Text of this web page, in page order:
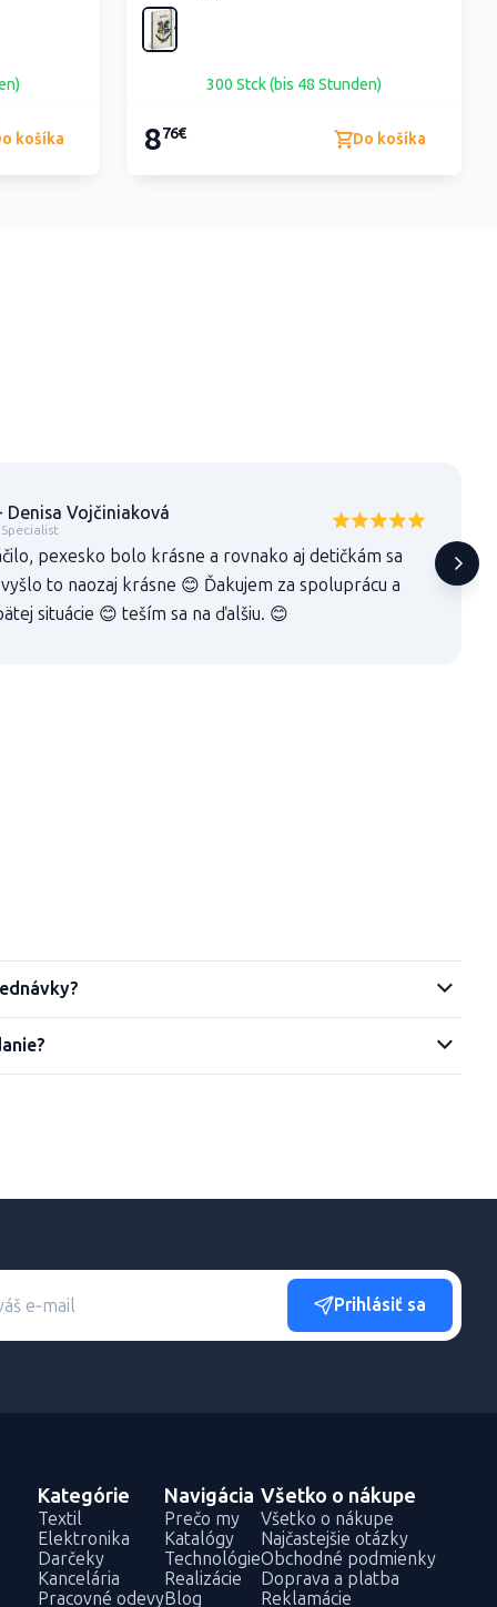
košíka
300 Stck (bis 48 Stunden)
876€ Do košíka
Denisa Vojčiniaková
pexesko bolo krásne a rovnako aj detičkám sa
to naozaj krásne 😊 Ďakujem za spoluprácu a
situácie 😊 teším sa na ďalšiu. 😊
Prihlásiť sa
Kategórie
Textil
Elektronika
Darčeky
Kancelária
Pracovné odevy
Navigácia
Prečo my
Katalógy
Technológie
Realizácie
Blog
Všetko o nákupe
Všetko o nákupe
Najčastejšie otázky
Obchodné podmienky
Doprava a platba
Reklamácie